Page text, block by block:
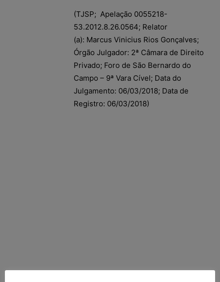
(TJSP; Apelação 0055218-
53.2012.8.26.0564; Relator
(a): Marcus Vinicius Rios Gonçalves;
Órgão Julgador: 2ª Câmara de Direito
Privado; Foro de São Bernardo do
Campo – 9ª Vara Cível; Data do
Julgamento: 06/03/2018; Data de
Registro: 06/03/2018)